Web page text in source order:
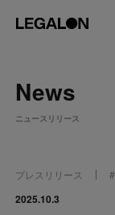
About
Service
News
ニュースリリース
プレスリリース #
2025.10.3